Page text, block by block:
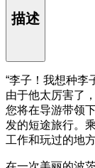
描述
“李子！我想种李
由于他太厉害了
您将在导游带领
发的短途旅行。
工作和玩过的地